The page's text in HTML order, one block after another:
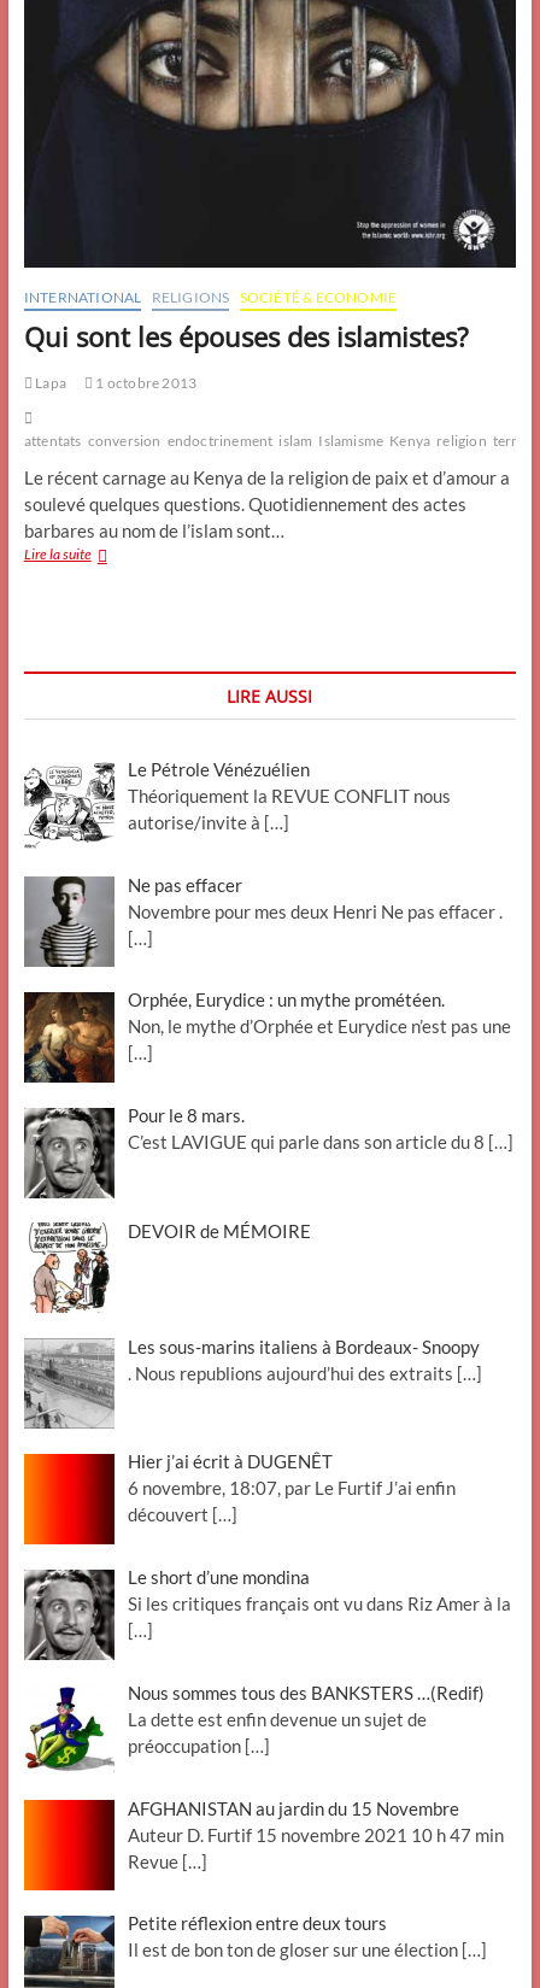
INTERNATIONAL RELIGIONS SOCIÉTÉ & ECONOMIE
Qui sont les épouses des islamistes?
Lapa 1 octobre 2013
attentats conversion endoctrinement islam Islamisme Kenya religion
Le récent carnage au Kenya de la religion de paix et d’amour a
soulevé quelques questions. Quotidiennement des actes
barbares au nom de l’islam sont…
Lire la suiteQui
LIRE AUSSI
Le Pétrole Vénézuélien
Théoriquement la REVUE CONFLIT nous
autorise/invite à […]
Ne pas effacer
Novembre pour mes deux Henri Ne pas effacer .
[…]
Orphée, Eurydice : un mythe prométéen.
Non, le mythe d’Orphée et Eurydice n’est pas une
[…]
Pour le 8 mars.
C’est LAVIGUE qui parle dans son article du 8 […]
DEVOIR de MÉMOIRE
Les sous-marins italiens à Bordeaux- Snoopy
. Nous republions aujourd’hui des extraits […]
Hier j’ai écrit à DUGENÊT
6 novembre, 18:07, par Le Furtif J’ai enfin
découvert […]
Le short d’une mondina
Si les critiques français ont vu dans Riz Amer à la
[…]
Nous sommes tous des BANKSTERS …(Redif)
La dette est enfin devenue un sujet de
préoccupation […]
AFGHANISTAN au jardin du 15 Novembre
Auteur D. Furtif 15 novembre 2021 10 h 47 min
Revue […]
Petite réflexion entre deux tours
Il est de bon ton de gloser sur une élection […]